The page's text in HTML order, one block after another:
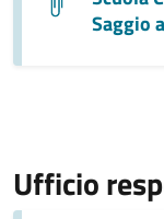
Saggio
Ufficio